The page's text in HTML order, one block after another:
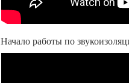
Начало работы по